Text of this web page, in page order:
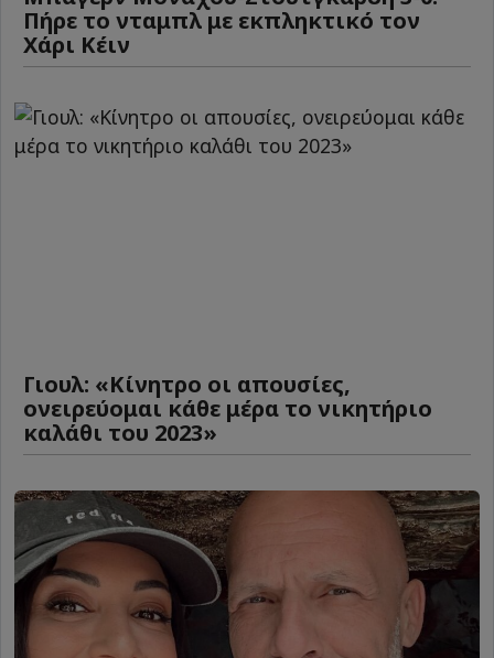
Πήρε το νταμπλ με εκπληκτικό τον
Χάρι Κέιν
Γιουλ: «Κίνητρο οι απουσίες,
ονειρεύομαι κάθε μέρα το νικητήριο
καλάθι του 2023»